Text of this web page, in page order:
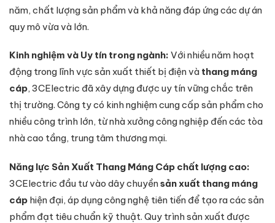
năm, chất lượng sản phẩm và khả năng đáp ứng các dự án
quy mô vừa và lớn.
Kinh nghiệm và Uy tín trong ngành: Với nhiều năm hoạt
động trong lĩnh vực sản xuất thiết bị điện và thang máng
cáp, 3CElectric đã xây dựng được uy tín vững chắc trên
thị trường. Công ty có kinh nghiệm cung cấp sản phẩm cho
nhiều công trình lớn, từ nhà xưởng công nghiệp đến các tòa
nhà cao tầng, trung tâm thương mại.
Năng lực Sản Xuất Thang Máng Cáp chất lượng cao:
3CElectric đầu tư vào dây chuyềnsản xuất thang máng
cáp hiện đại, áp dụng công nghệ tiên tiến để tạo ra các sản
phẩm đạt tiêu chuẩn kỹ thuật. Quy trình sản xuất được